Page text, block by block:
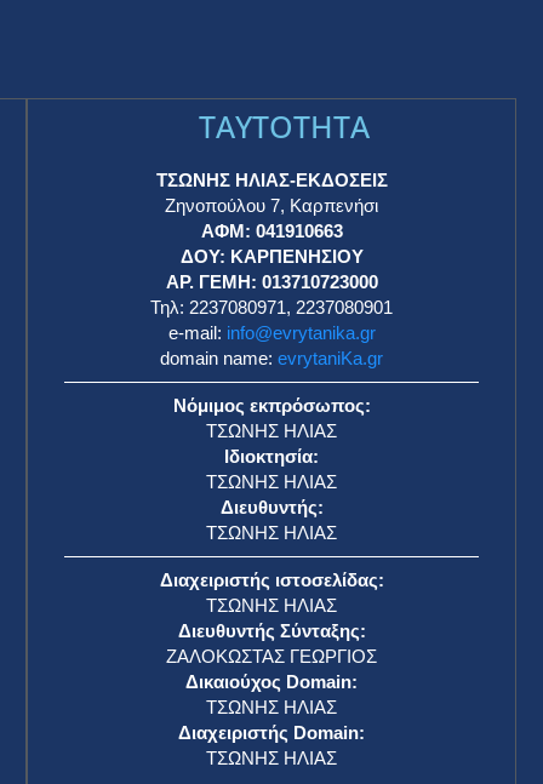
TAYTOTHTA
ΤΣΩΝΗΣ ΗΛΙΑΣ-ΕΚΔΟΣΕΙΣ
Ζηνοπούλου 7, Καρπενήσι
ΑΦΜ: 041910663
ΔΟΥ: ΚΑΡΠΕΝΗΣΙΟΥ
ΑΡ. ΓΕΜΗ: 013710723000
Τηλ: 2237080971, 2237080901
e-mail: info@evrytanika.gr
domain name: evrytaniKa.gr
Νόμιμος εκπρόσωπος:
ΤΣΩΝΗΣ ΗΛΙΑΣ
Ιδιοκτησία:
ΤΣΩΝΗΣ ΗΛΙΑΣ
Διευθυντής:
ΤΣΩΝΗΣ ΗΛΙΑΣ
Διαχειριστής ιστοσελίδας:
ΤΣΩΝΗΣ ΗΛΙΑΣ
Διευθυντής Σύνταξης:
ΖΑΛΟΚΩΣΤΑΣ ΓΕΩΡΓΙΟΣ
Δικαιούχος Domain:
ΤΣΩΝΗΣ ΗΛΙΑΣ
Διαχειριστής Domain:
ΤΣΩΝΗΣ ΗΛΙΑΣ